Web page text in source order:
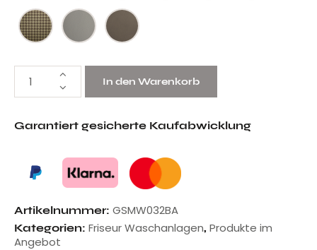
In den Warenkorb
Garantiert gesicherte Kaufabwicklung
Artikelnummer: GSMW032BA
Kategorien: Friseur Waschanlagen, Produkte im
Angebot